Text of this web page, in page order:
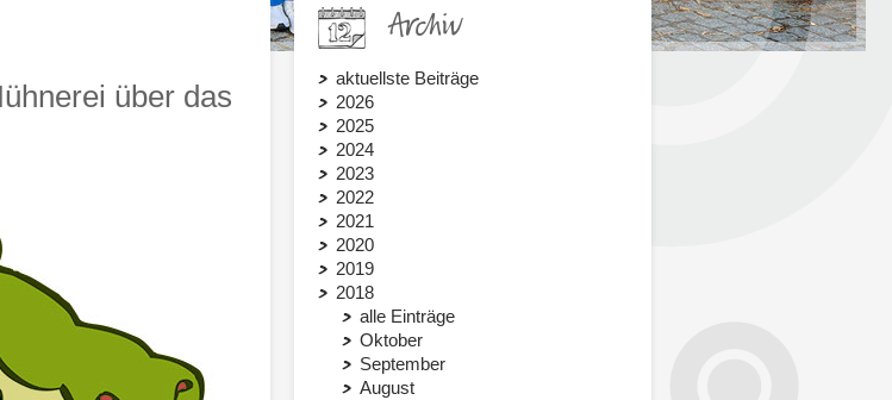
über das
Archiv
aktuellste Beiträge
2026
2025
2024
2023
2022
2021
2020
2019
2018
alle Einträge
Oktober
September
August